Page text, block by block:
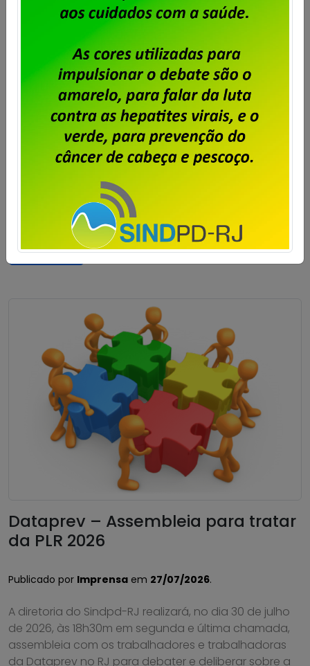
Dataprev: trabalhadores do RJ
aprovam proposta da PLR 2026
Publicado porImprensa 31/07/2026 .
Em assembleia realizada ontem, 30 de julho, na sede
do Sindpd-RJ, os trabalhadores e trabalhadoras da
Dataprev aprovaram a proposta de pagamento da
PLR 2026. Foi aprovada também a cobrança de 6%
de Contribuição para Custeio Sindical sobre a PLR
2026, com desconto limitado a 240,00 e direito a
oposição por parte daqueles que não […]
Saiba mais
Dataprev – Assembleia para tratar
da PLR 2026
Publicado por Imprensa em 27/07/2026.
A diretoria do Sindpd-RJ realizará, no dia 30 de julho
de 2026, às 18h30m em segunda e última chamada,
assembleia com os trabalhadores e trabalhadoras
da Dataprev no RJ para debater e deliberar sobre a